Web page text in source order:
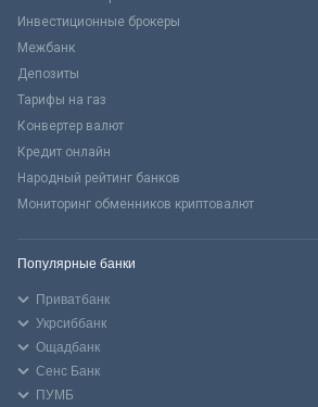
Инвестиционные брокеры
Межбанк
Депозиты
Тарифы на газ
Конвертер валют
Кредит онлайн
Народный рейтинг банков
Мониторинг обменников криптовалют
Популярные банки
Приватбанк
Укрсиббанк
Ощадбанк
Сенс Банк
ПУМБ